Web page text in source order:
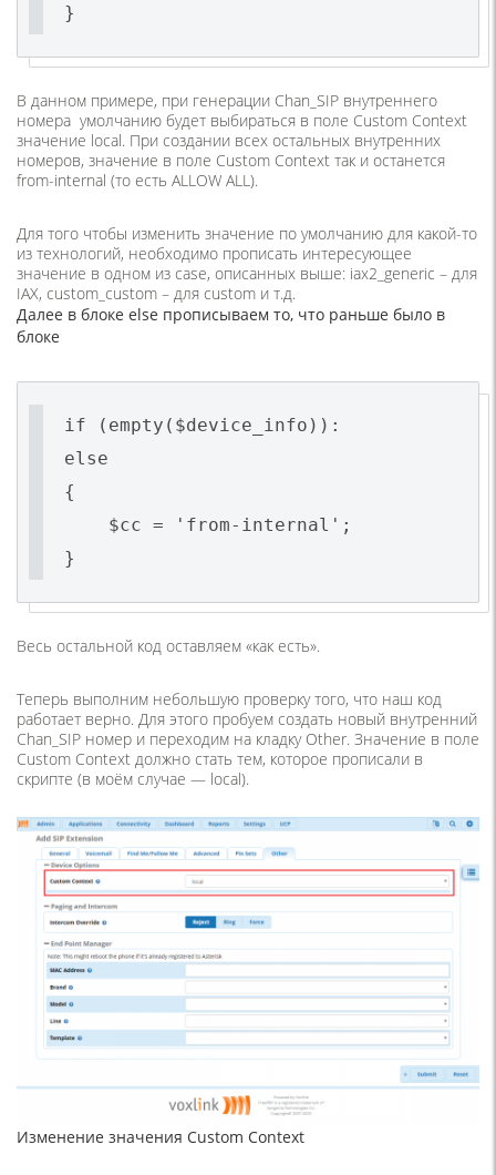
}
В данном примере, при генерации Chan_SIP внутреннего
номера умолчанию будет выбираться в поле Custom Context
значение local. При создании всех остальных внутренних
номеров, значение в поле Custom Context так и останется
from-internal (то есть ALLOW ALL).
Для того чтобы изменить значение по умолчанию для какой-то
из технологий, необходимо прописать интересующее
значение в одном из case, описанных выше: iax2_generic – для
IAX, custom_custom – для custom и т.д.
Далее в блоке else прописываем то, что раньше было в
блоке
if (empty($device_info)):
else
{
$cc = 'from-internal';
}
Весь остальной код оставляем «как есть».
Теперь выполним небольшую проверку того, что наш код
работает верно. Для этого пробуем создать новый внутренний
Chan_SIP номер и переходим на кладку Other. Значение в поле
Custom Context должно стать тем, которое прописали в
скрипте (в моём случае — local).
Изменение значения Custom Context